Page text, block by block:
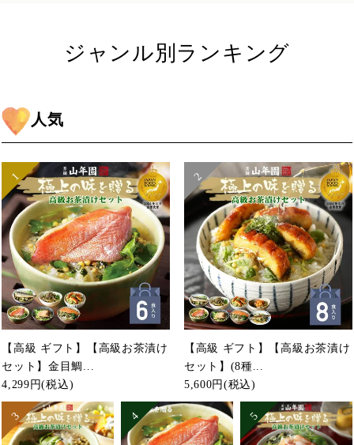
ジャンル別ランキング
人気
【高級 ギフト】【高級お茶漬け
セット】金目鯛...
4,299円(税込)
【高級 ギフト】【高級お茶漬け
セット】(8種...
5,600円(税込)